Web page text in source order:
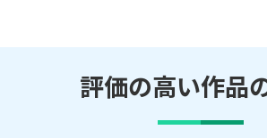
評価の高い作品